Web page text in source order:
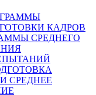
КАДРОВ
СРЕДНЕГО
СРЕДНЕЕ